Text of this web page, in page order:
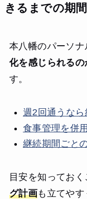
きるまでの期間
本八幡のパーソ
化を感じられるの
す。
週2回通うな
食事管理を併
継続期間ごと
目安を知っておく
グ計画も立てやす